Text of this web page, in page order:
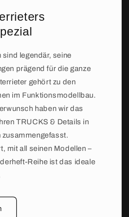
sind legendär, seine
prägend für die ganze
gehört zu den
im Funktionsmodellbau.
haben wir das
TRUCKS & Details in
mit all seinen Modellen –
Reihe ist das ideale